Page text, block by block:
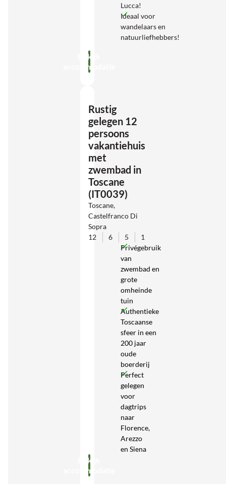
Lucca!
Ideaal voor
wandelaars en
natuurliefhebbers!
Bekijk
accommodatie
Rustig
gelegen 12
persoons
vakantiehuis
met
zwembad in
Toscane
(IT0039)
Toscane,
Castelfranco Di
Sopra
12
6 5
1
Privégebruik
van
zwembad en
grote
omheinde
tuin
Authentieke
Toscaanse
sfeer in een
200 jaar
oude
boerderij
Perfect
gelegen
voor
dagtrips
naar
Florence,
Arezzo
en Siena
Bekijk
accommodatie